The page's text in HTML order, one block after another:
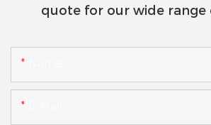
quote for our wide range